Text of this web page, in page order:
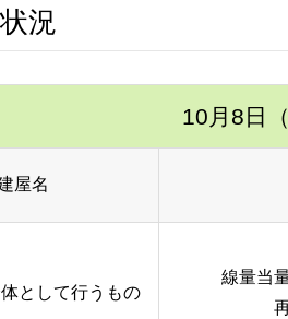
況
10月8日
屋名
として行うもの
線量当